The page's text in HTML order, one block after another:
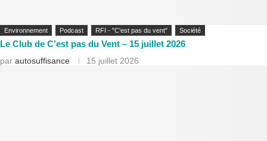
Environnement Podcast RFI - "C'est pas du vent" Société
Le Club de C’est pas du Vent – 15 juillet 2026
par autosuffisance 15 juillet 2026